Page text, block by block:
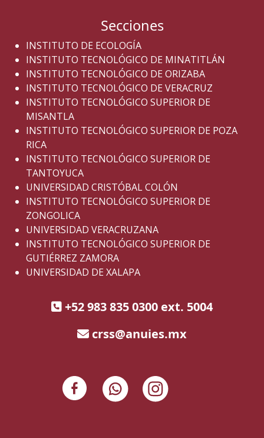
Secciones
INSTITUTO DE ECOLOGÍA
INSTITUTO TECNOLÓGICO DE MINATITLÁN
INSTITUTO TECNOLÓGICO DE ORIZABA
INSTITUTO TECNOLÓGICO DE VERACRUZ
INSTITUTO TECNOLÓGICO SUPERIOR DE
MISANTLA
INSTITUTO TECNOLÓGICO SUPERIOR DE POZA
RICA
INSTITUTO TECNOLÓGICO SUPERIOR DE
TANTOYUCA
UNIVERSIDAD CRISTÓBAL COLÓN
INSTITUTO TECNOLÓGICO SUPERIOR DE
ZONGOLICA
UNIVERSIDAD VERACRUZANA
INSTITUTO TECNOLÓGICO SUPERIOR DE
GUTIÉRREZ ZAMORA
UNIVERSIDAD DE XALAPA
+52 983 835 0300 ext. 5004
crss@anuies.mx